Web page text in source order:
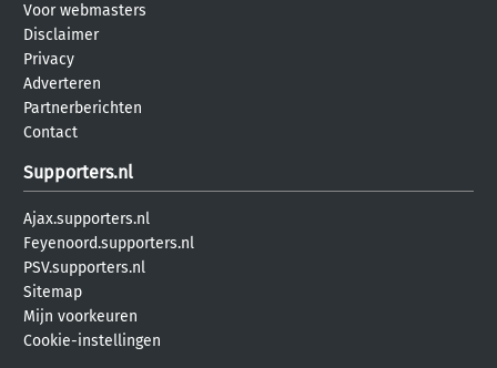
Voor webmasters
Disclaimer
Privacy
Adverteren
Partnerberichten
Contact
Supporters.nl
Ajax.supporters.nl
Feyenoord.supporters.nl
PSV.supporters.nl
Sitemap
Mijn voorkeuren
Cookie-instellingen